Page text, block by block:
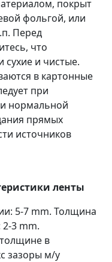
покрыт
фольгой, или
Перед
что
сухие и чистые.
в картонные
при
нормальной
прямых
источников
ленты
5-7 mm. Толщина
3 mm.
в
зазоры м/у